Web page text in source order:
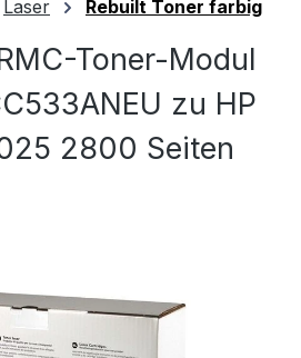
Laser Rebuilt Toner farbig
Toner-Modul
zu HP
2800 Seiten